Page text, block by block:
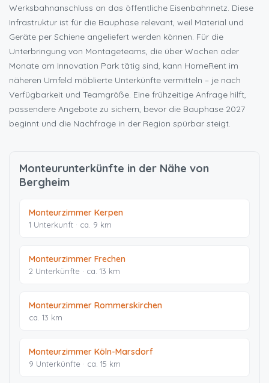
Werksbahnanschluss an das öffentliche Eisenbahnnetz. Diese
Infrastruktur ist für die Bauphase relevant, weil Material und
Geräte per Schiene angeliefert werden können. Für die
Unterbringung von Montageteams, die über Wochen oder
Monate am Innovation Park tätig sind, kann HomeRent im
näheren Umfeld möblierte Unterkünfte vermitteln – je nach
Verfügbarkeit und Teamgröße. Eine frühzeitige Anfrage hilft,
passendere Angebote zu sichern, bevor die Bauphase 2027
beginnt und die Nachfrage in der Region spürbar steigt.
Monteurunterkünfte in der Nähe von
Bergheim
Monteurzimmer Kerpen
1 Unterkunft · ca. 9 km
Monteurzimmer Frechen
2 Unterkünfte · ca. 13 km
Monteurzimmer Rommerskirchen
ca. 13 km
Monteurzimmer Köln-Marsdorf
9 Unterkünfte · ca. 15 km